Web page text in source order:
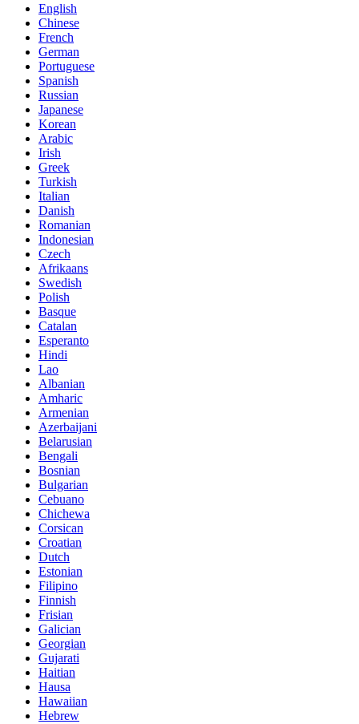
English
Chinese
French
German
Portuguese
Spanish
Russian
Japanese
Korean
Arabic
Irish
Greek
Turkish
Italian
Danish
Romanian
Indonesian
Czech
Afrikaans
Swedish
Polish
Basque
Catalan
Esperanto
Hindi
Lao
Albanian
Amharic
Armenian
Azerbaijani
Belarusian
Bengali
Bosnian
Bulgarian
Cebuano
Chichewa
Corsican
Croatian
Dutch
Estonian
Filipino
Finnish
Frisian
Galician
Georgian
Gujarati
Haitian
Hausa
Hawaiian
Hebrew